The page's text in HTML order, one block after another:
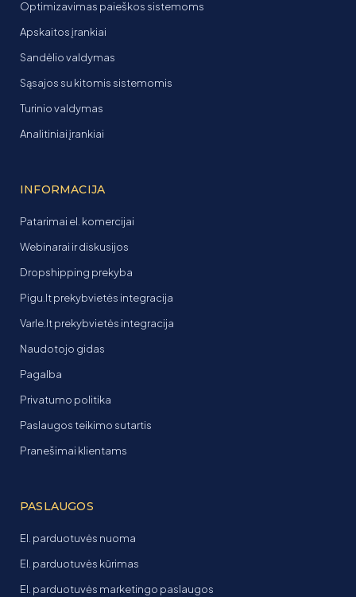
Optimizavimas paieškos sistemoms
Apskaitos įrankiai
Sandėlio valdymas
Sąsajos su kitomis sistemomis
Turinio valdymas
Analitiniai įrankiai
INFORMACIJA
Patarimai el. komercijai
Webinarai ir diskusijos
Dropshipping prekyba
Pigu.lt prekybvietės integracija
Varle.lt prekybvietės integracija
Naudotojo gidas
Pagalba
Privatumo politika
Paslaugos teikimo sutartis
Pranešimai klientams
PASLAUGOS
El. parduotuvės nuoma
El. parduotuvės kūrimas
El. parduotuvės marketingo paslaugos